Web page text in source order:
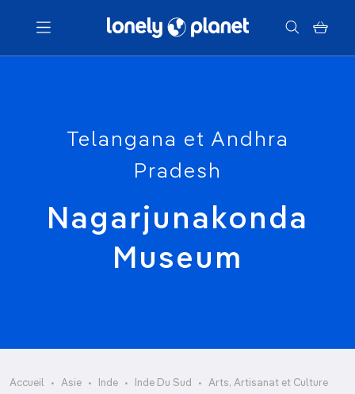
Menu
Votre recherche
Telangana et Andhra
Pradesh
Nagarjunakonda
Museum
Accueil Asie Inde Inde Du Sud
Arts, Artisanat et Culture